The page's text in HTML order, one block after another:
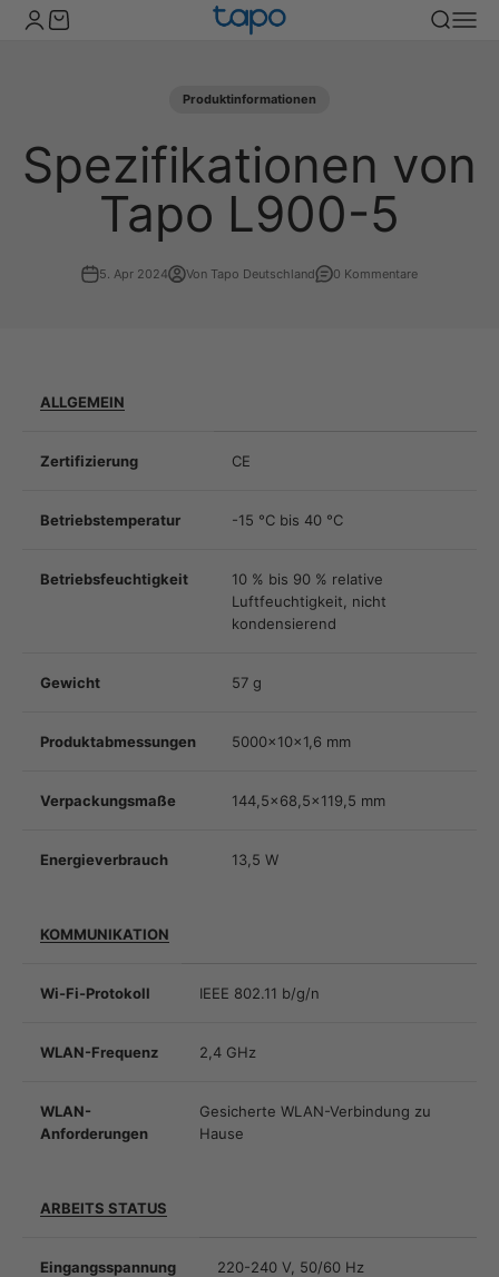
Zum Inhalt springen Suche
TP-Link Tapo Deutschland
Kundenkontoseite öffnen
Warenkorb öffnen
Produktinformationen
Spezifikationen von
Tapo L900-5
5. Apr 2024 Von Tapo Deutschland 0 Kommentare
ALLGEMEIN
Zertifizierung CE
Betriebstemperatur -15 °C bis 40 °C
Betriebsfeuchtigkeit
10 % bis 90 % relative
Luftfeuchtigkeit, nicht
kondensierend
Gewicht 57 g
Produktabmessungen 5000×10×1,6 mm
Verpackungsmaße 144,5×68,5×119,5 mm
Energieverbrauch 13,5 W
KOMMUNIKATION
Wi-Fi-Protokoll IEEE 802.11 b/g/n
WLAN-Frequenz 2,4 GHz
WLAN-
Anforderungen
Gesicherte WLAN-Verbindung zu
Hause
ARBEITS STATUS
Eingangsspannung 220-240 V, 50/60 Hz